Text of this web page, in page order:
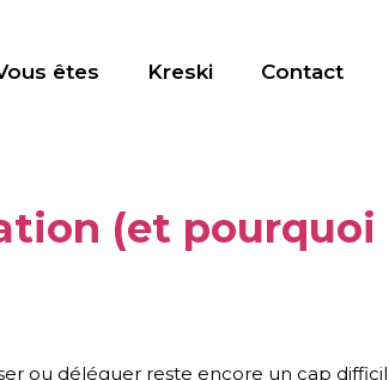
êtes Kreski Contact
(et pourquoi
ou déléguer reste encore un cap